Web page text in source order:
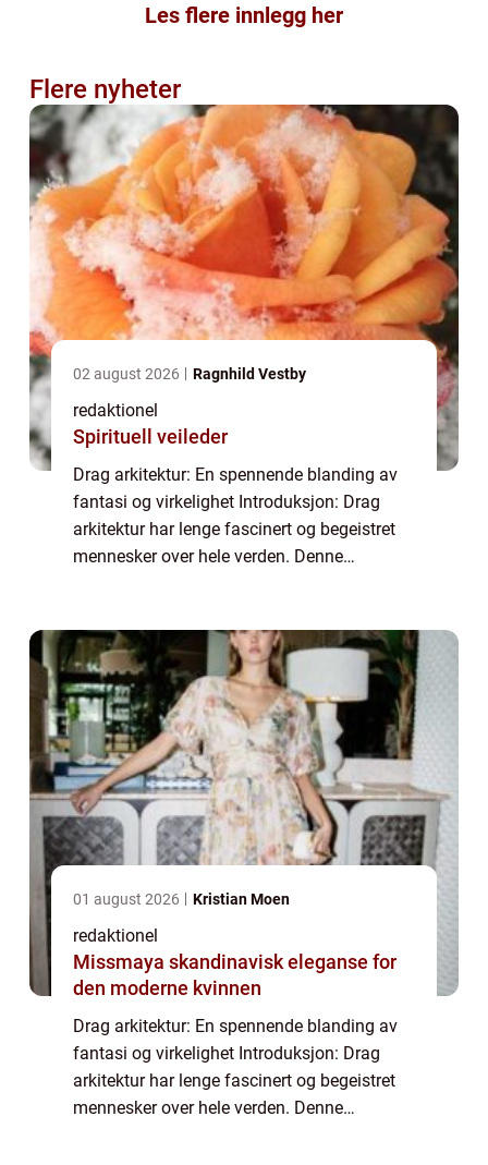
Les flere innlegg her
Flere nyheter
02 august 2026 Ragnhild Vestby
redaktionel
Spirituell veileder
Drag arkitektur: En spennende blanding av
fantasi og virkelighet Introduksjon: Drag
arkitektur har lenge fascinert og begeistret
mennesker over hele verden. Denne
dykk...
01 august 2026 Kristian Moen
redaktionel
Missmaya skandinavisk eleganse for
den moderne kvinnen
Drag arkitektur: En spennende blanding av
fantasi og virkelighet Introduksjon: Drag
arkitektur har lenge fascinert og begeistret
mennesker over hele verden. Denne